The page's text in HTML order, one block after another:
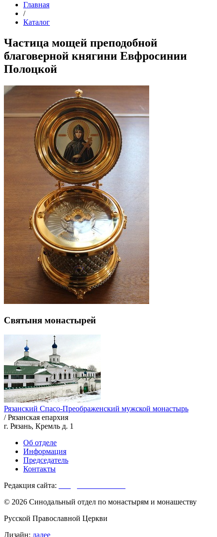
Главная
/
Каталог
Частица мощей преподобной
благоверной княгини Евфросинии
Полоцкой
Святыня монастырей
Рязанский Спасо-Преображенский мужской монастырь
/ Рязанская епархия
г. Рязань, Кремль д. 1
Об отделе
Информация
Председатель
Контакты
Редакция сайта:
© 2026 Синодальный отдел по монастырям и монашеству
Русской Православной Церкви
Дизайн: далее